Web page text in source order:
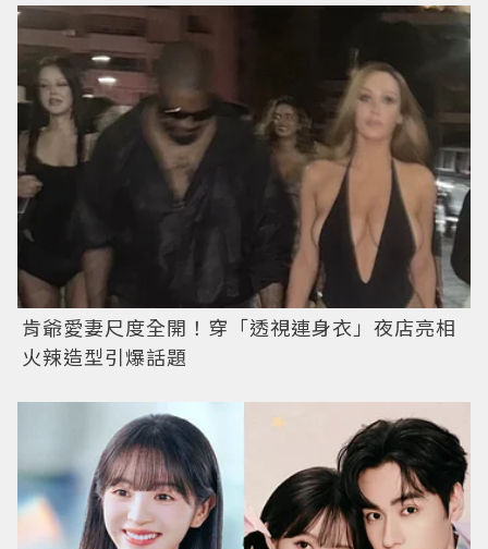
肯爺愛妻尺度全開！穿「透視連身衣」夜店亮相
火辣造型引爆話題